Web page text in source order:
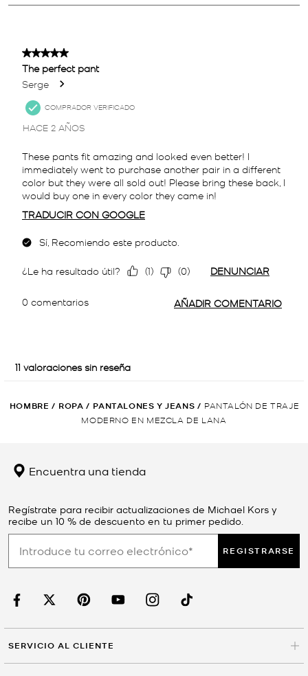
HOMBRE / ROPA / PANTALONES Y JEANS / PANTALÓN DE TRAJE
MODERNO EN MEZCLA DE LANA
Encuentra una tienda
Regístrate para recibir actualizaciones de Michael Kors y
recibe un 10 % de descuento en tu primer pedido.
REGISTRARSE
SERVICIO AL CLIENTE